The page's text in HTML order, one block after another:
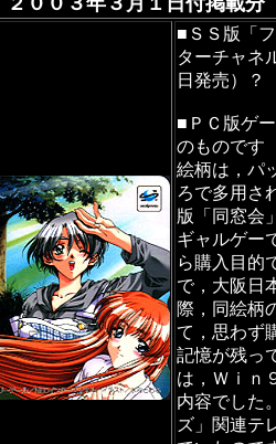
■ＳＳ版「
ターチャネ
日発売）？
■ＰＣ版ゲ
のものです
絵柄は，パ
ろで多用さ
版「同窓会
ギャルゲー
ら購入目的
で，大阪日
際，同絵柄
て，思わず
記憶が残っ
は，Ｗｉｎ
内容でした
ズ」関連テ